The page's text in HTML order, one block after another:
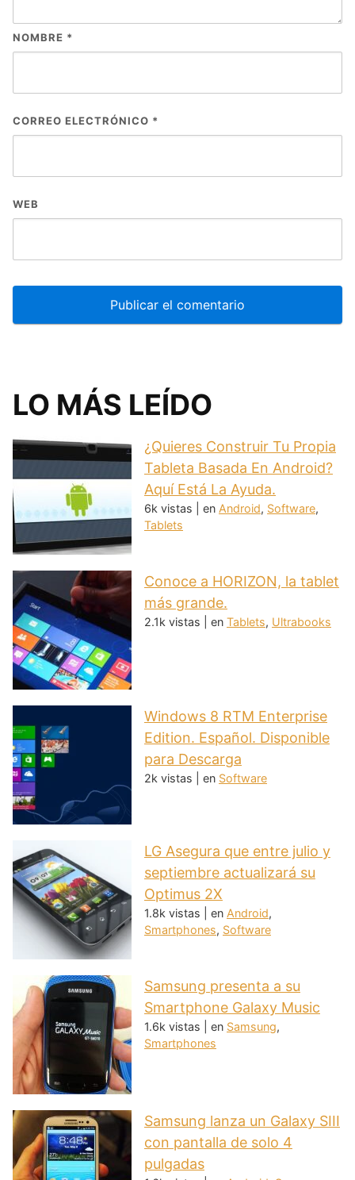
NOMBRE *
CORREO ELECTRÓNICO *
WEB
LO MÁS LEÍDO
¿Quieres Construir Tu Propia
Tableta Basada En Android?
Aquí Está La Ayuda.
6k vistas en Android, Software,
Tablets
Conoce a HORIZON, la tablet
más grande.
2.1k vistas en Tablets, Ultrabooks
Windows 8 RTM Enterprise
Edition. Español. Disponible
para Descarga
2k vistas en Software
LG Asegura que entre julio y
septiembre actualizará su
Optimus 2X
1.8k vistas en Android,
Smartphones, Software
Samsung presenta a su
Smartphone Galaxy Music
1.6k vistas en Samsung,
Smartphones
Samsung lanza un Galaxy SIII
con pantalla de solo 4
pulgadas